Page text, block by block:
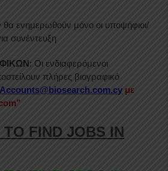
ενημερωθούν μόνο οι υποψήφιοι/
συνέντευξη
: Οι ενδιαφερόμενοι
πλήρες βιογραφικό
Accounts@biosearch.com.cy με
FIND JOBS IN